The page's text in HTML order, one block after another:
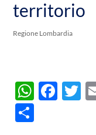
territorio
Regione Lombardia
W F
T